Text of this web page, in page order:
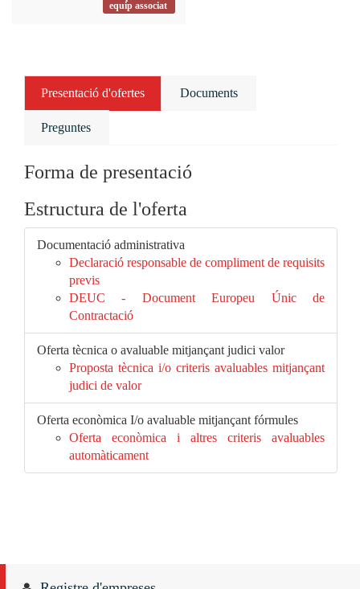
equip associat
Presentació d'ofertes Documents
Preguntes
Forma de presentació
Estructura de l'oferta
Documentació administrativa
Declaració responsable de compliment de requisits
previs
DEUC - Document Europeu Únic de
Contractació
Oferta tècnica o avaluable mitjançant judici valor
Proposta tècnica i/o criteris avaluables mitjançant
judici de valor
Oferta econòmica I/o avaluable mitjançant fórmules
Oferta econòmica i altres criteris avaluables
automàticament